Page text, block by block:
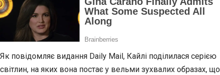
Як повідомляє видання Daily Mail, Кайлі поділилася серією
світлин, на яких вона постає у вельми зухвалих образах, що